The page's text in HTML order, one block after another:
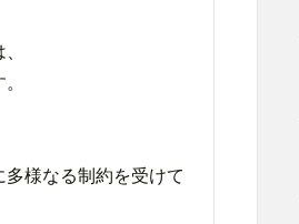
様なる制約を受けて